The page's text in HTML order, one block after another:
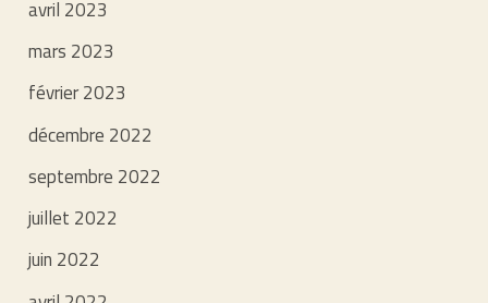
avril 2023
mars 2023
février 2023
décembre 2022
septembre 2022
juillet 2022
juin 2022